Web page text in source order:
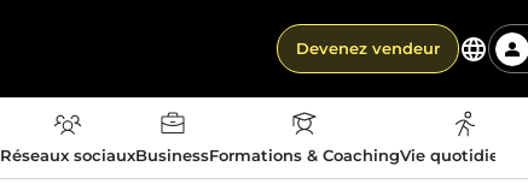
Devenez vendeur
Réseaux sociauxBusinessFormations & CoachingVie